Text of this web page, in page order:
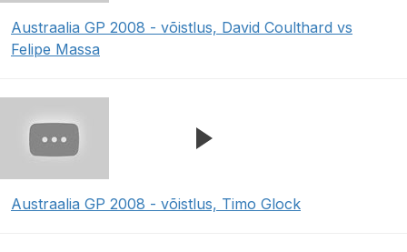
Austraalia GP 2008 - võistlus, David Coulthard vs
Felipe Massa
Austraalia GP 2008 - võistlus, Timo Glock